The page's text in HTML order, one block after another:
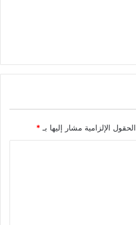
الحقول الإلزامية مشار إليها بـ *